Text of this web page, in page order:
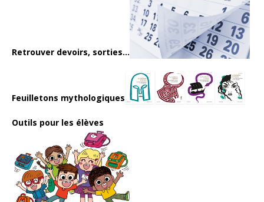
Retrouver devoirs, sorties...
Feuilletons mythologiques
Outils pour les élèves